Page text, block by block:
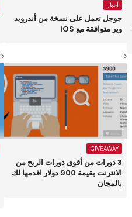
أخبار
جوجل تعمل على نسخة من أندرويد
وير متوافقة مع iOS
GIVEAWAY
3 دورات من أقوى دورات الربح من
الانترنت بقيمة 900 دولار اقدمها لك
بالمجان